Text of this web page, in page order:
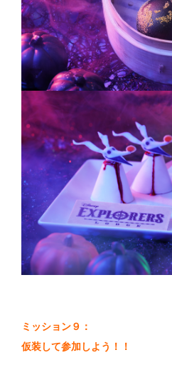
ミッション９：
仮装して参加しよう！！